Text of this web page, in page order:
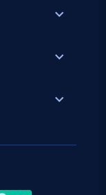
expand_more
expand_more
expand_more